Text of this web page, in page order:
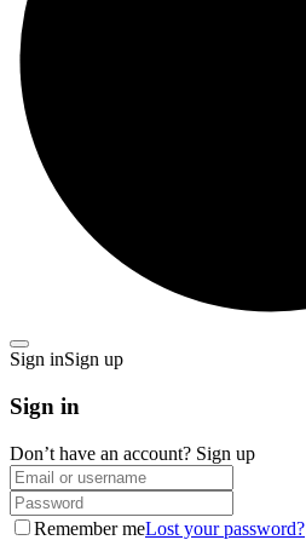
Sign inSign up
Sign in
Don’t have an account? Sign up
Remember meLost your password?